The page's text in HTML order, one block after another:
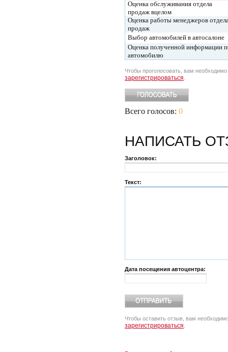
Оценка обслуживания отдела
продаж вцелом
Оценка работы менеджеров
продаж
Выбор автомобилей в автосалоне
Оценка полученной информации
автомобилю
Чтобы проголосовать, вам необходимо
зарегистрироваться
Всего голосов: 0
НАПИСАТЬ
Заголовок:
Текст:
Дата посещения автоцентра:
Чтобы оставить отзыв, вам
зарегистрироваться